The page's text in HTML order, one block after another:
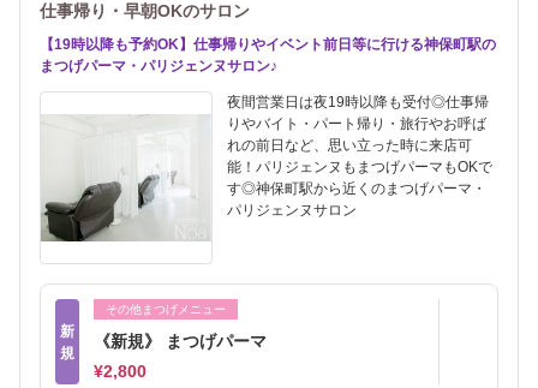
仕事帰り・早朝OKのサロン
【19時以降も予約OK】仕事帰りやイベント前日等に行ける神保町駅の
まつげパーマ・パリジェンヌサロン♪
夜間営業日は夜19時以降も受付◎仕事帰
りやバイト・パート帰り・旅行やお呼ば
れの前日など、思い立った時に来店可
能！パリジェンヌもまつげパーマもOKで
す◎神保町駅から近くのまつげパーマ・
パリジェンヌサロン
新
規
その他まつげメニュー
《新規》 まつげパーマ
¥2,800